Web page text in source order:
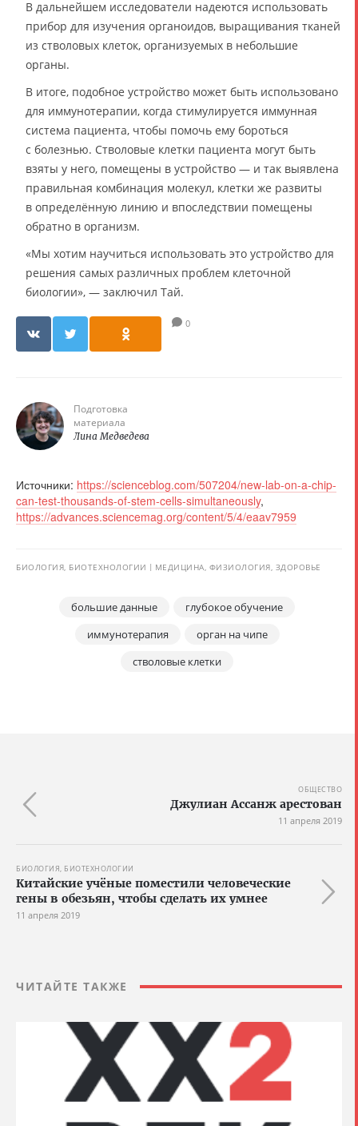
В дальнейшем исследователи надеются использовать
прибор для изучения органоидов, выращивания тканей
из стволовых клеток, организуемых в небольшие
органы.
В итоге, подобное устройство может быть использовано
для иммунотерапии, когда стимулируется иммунная
система пациента, чтобы помочь ему бороться
с болезнью. Стволовые клетки пациента могут быть
взяты у него, помещены в устройство — и так выявлена
правильная комбинация молекул, клетки же развиты
в определённую линию и впоследствии помещены
обратно в организм.
«Мы хотим научиться использовать это устройство для
решения самых различных проблем клеточной
биологии», — заключил Тай.
0
Подготовка
материала
Лина Медведева
Источники: https://scienceblog.com/507204/new-lab-on-a-chip-
can-test-thousands-of-stem-cells-simultaneously,
https://advances.sciencemag.org/content/5/4/eaav7959
БИОЛОГИЯ, БИОТЕХНОЛОГИИ МЕДИЦИНА, ФИЗИОЛОГИЯ, ЗДОРОВЬЕ
большие данные
глубокое обучение
иммунотерапия
орган на чипе
стволовые клетки
ОБЩЕСТВО
Джулиан Ассанж арестован
11 апреля 2019
БИОЛОГИЯ, БИОТЕХНОЛОГИИ
Китайские учёные поместили человеческие
гены в обезьян, чтобы сделать их умнее
11 апреля 2019
ЧИТАЙТЕ ТАКЖЕ